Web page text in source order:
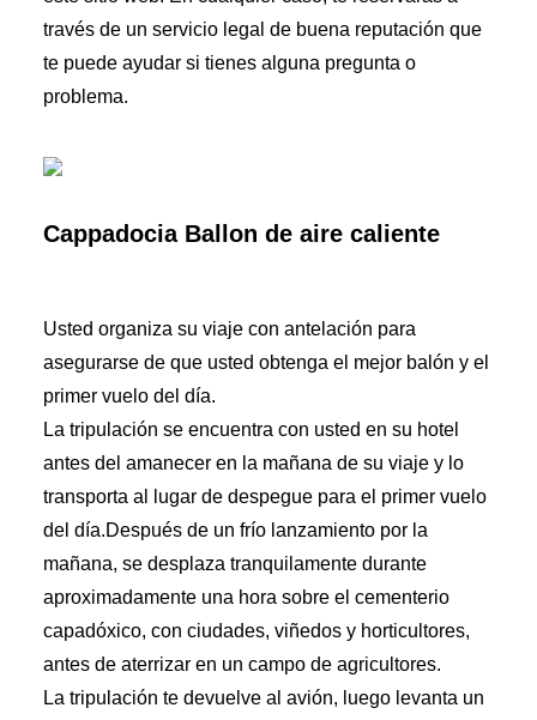
través de un servicio legal de buena reputación que
te puede ayudar si tienes alguna pregunta o
problema.
Cappadocia Ballon de aire caliente
Usted organiza su viaje con antelación para
asegurarse de que usted obtenga el mejor balón y el
primer vuelo del día.
La tripulación se encuentra con usted en su hotel
antes del amanecer en la mañana de su viaje y lo
transporta al lugar de despegue para el primer vuelo
del día.Después de un frío lanzamiento por la
mañana, se desplaza tranquilamente durante
aproximadamente una hora sobre el cementerio
capadóxico, con ciudades, viñedos y horticultores,
antes de aterrizar en un campo de agricultores.
La tripulación te devuelve al avión, luego levanta un